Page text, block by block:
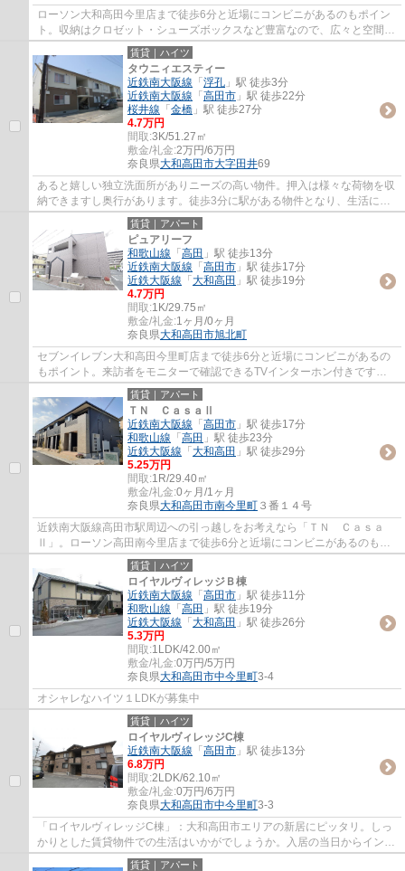
ローソン大和高田今里店まで徒歩6分と近場にコンビニがあるのもポイン
ト。収納はクロゼット・シューズボックスなど豊富なので、広々と空間を
利用することも可能です。広さはなんと29.7...
賃貸｜ハイツ
タウニィエスティー
近鉄南大阪線 「 浮孔 」駅 徒歩3分
近鉄南大阪線 「 高田市 」駅 徒歩22分
桜井線 「 金橋 」駅 徒歩27分
4.7万円
間取:3K/51.27㎡
敷金/礼金:2万円/6万円
奈良県大和高田市大字田井69
あると嬉しい独立洗面所がありニーズの高い物件。押入は様々な荷物を収
納できますし奥行があります。徒歩3分に駅がある物件となり、生活に不
便を感じません。来客の際も安心な、バスト...
賃貸｜アパート
ピュアリーフ
和歌山線 「 高田 」駅 徒歩13分
近鉄南大阪線 「 高田市 」駅 徒歩17分
近鉄大阪線 「 大和高田 」駅 徒歩19分
4.7万円
間取:1K/29.75㎡
敷金/礼金:1ヶ月/0ヶ月
奈良県大和高田市旭北町
セブンイレブン大和高田今里町店まで徒歩6分と近場にコンビニがあるの
もポイント。来訪者をモニターで確認できるTVインターホン付きです。
新しい生活のスタートにおすすめなのが、こち...
賃貸｜アパート
ＴＮ ＣａｓａⅡ
近鉄南大阪線 「 高田市 」駅 徒歩17分
和歌山線 「 高田 」駅 徒歩23分
近鉄大阪線 「 大和高田 」駅 徒歩29分
5.25万円
間取:1R/29.40㎡
敷金/礼金:0ヶ月/1ヶ月
奈良県大和高田市南今里町 ３番１４号
近鉄南大阪線高田市駅周辺への引っ越しをお考えなら「ＴＮ Ｃａｓａ
Ⅱ」。ローソン高田南今里店まで徒歩6分と近場にコンビニがあるのもポ
イント。ビジネスマンには必須の、インターネ...
賃貸｜ハイツ
ロイヤルヴィレッジＢ棟
近鉄南大阪線 「 高田市 」駅 徒歩11分
和歌山線 「 高田 」駅 徒歩19分
近鉄大阪線 「 大和高田 」駅 徒歩26分
5.3万円
間取:1LDK/42.00㎡
敷金/礼金:0万円/5万円
奈良県大和高田市中今里町3-4
オシャレなハイツ１LDKが募集中
賃貸｜ハイツ
ロイヤルヴィレッジC棟
近鉄南大阪線 「 高田市 」駅 徒歩13分
6.8万円
間取:2LDK/62.10㎡
敷金/礼金:0万円/6万円
奈良県大和高田市中今里町3-3
「ロイヤルヴィレッジC棟」：大和高田市エリアの新居にピッタリ。しっ
かりとした賃貸物件での生活はいかがでしょうか。入居の当日からインタ
ーネットが使えます。お部屋の情報から周辺...
賃貸｜アパート